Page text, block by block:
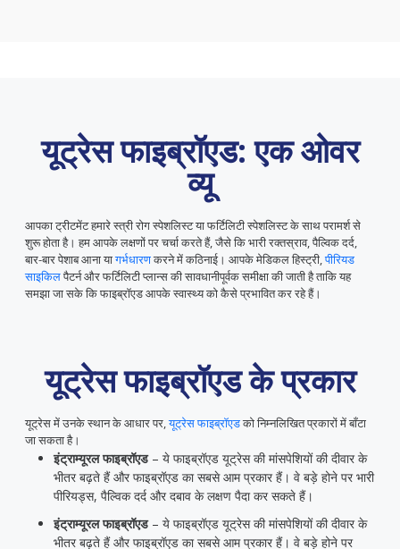
यूट्रेस फाइब्रॉएड: एक ओवर
व्यू
आपका ट्रीटमेंट हमारे स्त्री रोग स्पेशलिस्ट या फर्टिलिटी स्पेशलिस्ट के साथ परामर्श से
शुरू होता है। हम आपके लक्षणों पर चर्चा करते हैं, जैसे कि भारी रक्तस्राव, पैल्विक दर्द,
बार-बार पेशाब आना यागर्भधारणकरने में कठिनाई। आपके मेडिकल हिस्ट्री,पीरियड
साइकिलपैटर्न और फर्टिलिटी प्लान्स की सावधानीपूर्वक समीक्षा की जाती है ताकि यह
समझा जा सके कि फाइब्रॉएड आपके स्वास्थ्य को कैसे प्रभावित कर रहे हैं।
यूट्रेस फाइब्रॉएड के प्रकार
यूट्रेस में उनके स्थान के आधार पर,यूट्रेस फाइब्रॉएडको निम्नलिखित प्रकारों में बाँटा
जा सकता है।
इंट्राम्यूरल फाइब्रॉएड– ये फाइब्रॉएड यूट्रेस की मांसपेशियों की दीवार के
भीतर बढ़ते हैं और फाइब्रॉएड का सबसे आम प्रकार हैं। वे बड़े होने पर भारी
पीरियड्स, पैल्विक दर्द और दबाव के लक्षण पैदा कर सकते हैं।
इंट्राम्यूरल फाइब्रॉएड– ये फाइब्रॉएड यूट्रेस की मांसपेशियों की दीवार के
भीतर बढ़ते हैं और फाइब्रॉएड का सबसे आम प्रकार हैं। वे बड़े होने पर